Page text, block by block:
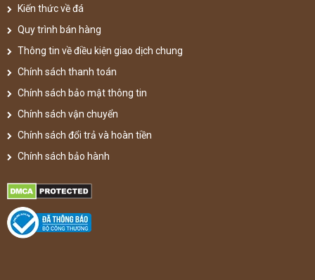
Kiến thức về đá
Quy trình bán hàng
Thông tin về điều kiện giao dịch chung
Chính sách thanh toán
Chính sách bảo mật thông tin
Chính sách vận chuyển
Chính sách đổi trả và hoàn tiền
Chính sách bảo hành